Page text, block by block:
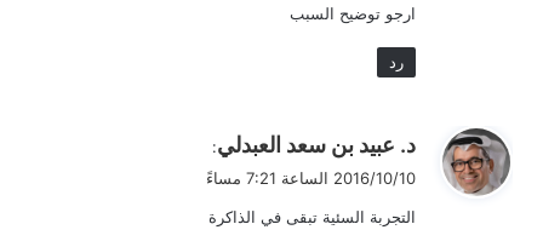
ارجو توضيح السبب
رد
ي
ق
ل
د. عبيد بن سعد العبدلي:
2016/10/10 الساعة 7:21 مساءً
التجربة السئية تبقى في الذاكرة